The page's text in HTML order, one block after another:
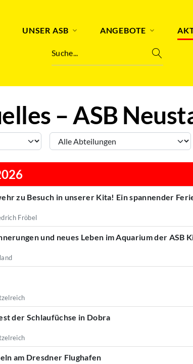
UNSER ASB ANGEBOTE
Suche...
– ASB
zu Besuch in unserer Kita! Ein spannender
Fröbel
und neues Leben im Aquarium der ASB
der Schlaufüchse in Dobra
am Dresdner Flughafen